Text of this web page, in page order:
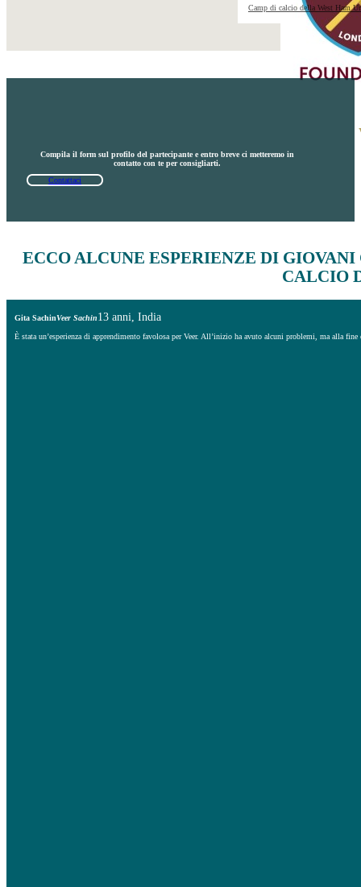
Camp di calcio della West Ham
Compila il form sul profilo del partecipante e entro breve ci metteremo in
contatto con te per consigliarti.
Contattaci
ECCO ALCUNE ESPERIENZE DI
CALCIO
Gita SachinVeer Sachin13 anni, India
È stata un’esperienza di apprendimento favolosa per Veer. All’inizio ha avuto alcuni problemi, ma alla